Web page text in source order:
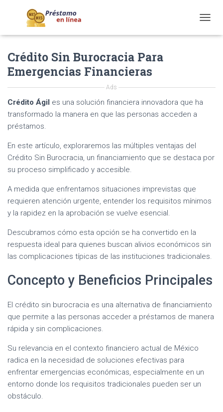
O
O
Crédito Sin Burocracia Para
Emergencias Financieras
Ads
Crédito Ágil es una solución financiera innovadora que ha
transformado la manera en que las personas acceden a
préstamos.
En este artículo, exploraremos las múltiples ventajas del
Crédito Sin Burocracia, un financiamiento que se destaca por
su proceso simplificado y accesible.
A medida que enfrentamos situaciones imprevistas que
requieren atención urgente, entender los requisitos mínimos
y la rapidez en la aprobación se vuelve esencial.
Descubramos cómo esta opción se ha convertido en la
respuesta ideal para quienes buscan alivios económicos sin
las complicaciones típicas de las instituciones tradicionales.
Concepto y Beneficios Principales
El crédito sin burocracia es una alternativa de financiamiento
que permite a las personas acceder a préstamos de manera
rápida y sin complicaciones.
Su relevancia en el contexto financiero actual de México
radica en la necesidad de soluciones efectivas para
enfrentar emergencias económicas, especialmente en un
entorno donde los requisitos tradicionales pueden ser un
obstáculo.